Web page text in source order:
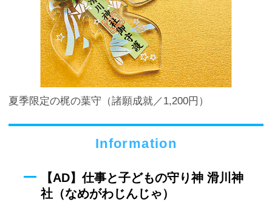
夏季限定の梶の葉守（諸願成就／1,200円）
Information
【AD】仕事と子どもの守り神 滑川神
社（なめがわじんじゃ）